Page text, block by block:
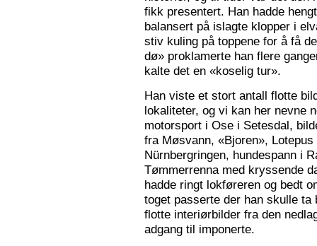
fikk presentert. Han hadde
balansert på islagte klopper i
stiv kuling på toppene for å få
dø» proklamerte han flere
kalte det en «koselig tur».
Han viste et stort antall flotte
lokaliteter, og vi kan her nevne
motorsport i Ose i Setesdal,
fra Møsvann, «Bjoren»,
Nürnbergringen, hundespann i
Tømmerrenna med kryssende
hadde ringt lokføreren og bedt
toget passerte der han skulle
flotte interiørbilder fra den
adgang til imponerte.